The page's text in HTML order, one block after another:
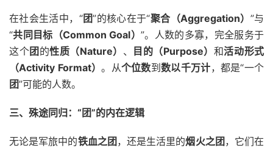
在社会生活中，“团”的核心在于“聚合（Aggregation） ”与
“共同目标（Common Goal） ”。人数的多寡，完全服务于
这个团 的性质（Nature） 、 目的（Purpose） 和活动形式
（Activity Format）。从个位数到数以千万计，都是“一个
团”可能的人数。
三、殊途同归：“团”的内在逻辑
无论是军旅中的铁血之团 ，还是生活里的烟火之团 ，它们在